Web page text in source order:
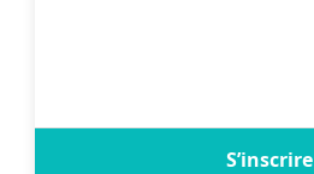
S’inscrire